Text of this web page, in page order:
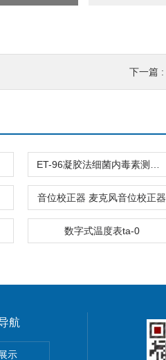
下一篇 :
音位校正器 麦克风音位校正器
数字式温度表ta-0
航
示